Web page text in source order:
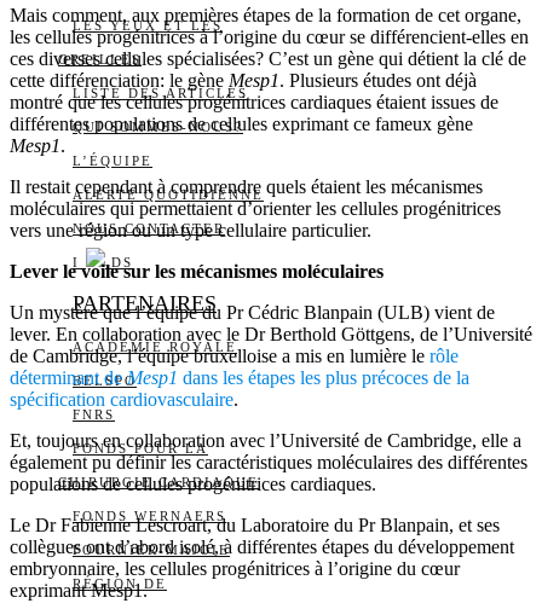
LES YEUX ET LES
OREILLES
LISTE DES ARTICLES
QUI SOMMES-NOUS?
L’ÉQUIPE
ALERTE QUOTIDIENNE
NOUS CONTACTER
I DS
PARTENAIRES
ACADÉMIE ROYALE
BELSPO
FNRS
FONDS POUR LA
CHIRURGIE CARDIAQUE
FONDS WERNAERS
FOURNIER-MAJOIE
RÉGION DE
Mais comment, aux premières étapes de la formation de cet organe,
les cellules progénitrices à l’origine du cœur se différencient-elles en
ces diverses cellules spécialisées? C’est un gène qui détient la clé de
cette différenciation: le gène Mesp1. Plusieurs études ont déjà
montré que les cellules progénitrices cardiaques étaient issues de
différentes populations de cellules exprimant ce fameux gène
Mesp1.
Il restait cependant à comprendre quels étaient les mécanismes
moléculaires qui permettaient d’orienter les cellules progénitrices
vers une région ou un type cellulaire particulier.
Lever le voile sur les mécanismes moléculaires
Un mystère que l’équipe du Pr Cédric Blanpain (ULB) vient de
lever. En collaboration avec le Dr Berthold Göttgens, de l’Université
de Cambridge, l’équipe bruxelloise a mis en lumière le rôle
déterminant deMesp1 dans les étapes les plus précoces de la
spécification cardiovasculaire.
Et, toujours en collaboration avec l’Université de Cambridge, elle a
également pu définir les caractéristiques moléculaires des différentes
populations de cellules progénitrices cardiaques.
Le Dr Fabienne Lescroart, du Laboratoire du Pr Blanpain, et ses
collègues ont d’abord isolé, à différentes étapes du développement
embryonnaire, les cellules progénitrices à l’origine du cœur
exprimant Mesp1.